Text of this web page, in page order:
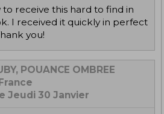
I received it quickly in perfect
you!
POUANCE OMBREE
Jeudi 30 Janvier